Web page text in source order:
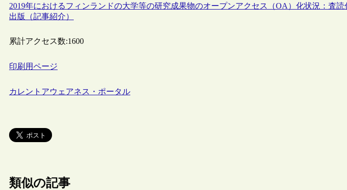
2019年におけるフィンランドの大学等の研究成果物のオープンアクセス（OA）化状況：査
出版（記事紹介）
累計アクセス数:1600
印刷用ページ
カレントアウェアネス・ポータル
類似の記事